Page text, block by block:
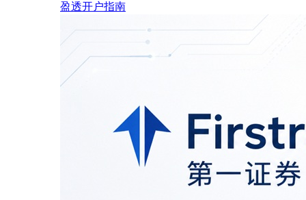
盈透开户指南